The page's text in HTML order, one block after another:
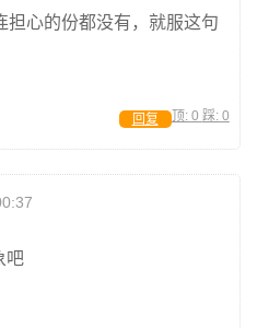
担心的份都没有，就服这句
顶: 0 踩: 0
回复
吧